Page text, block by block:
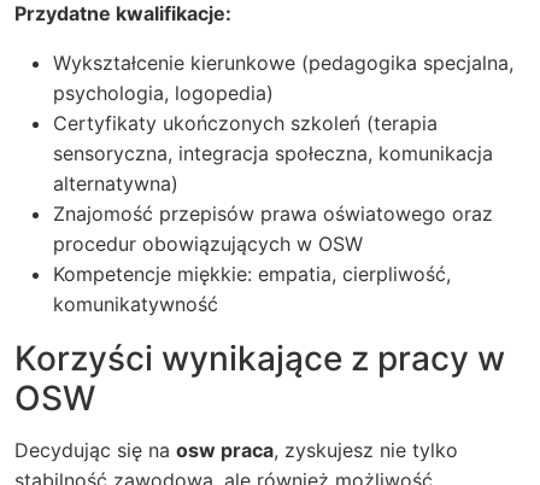
Przydatne kwalifikacje:
Wykształcenie kierunkowe (pedagogika specjalna,
psychologia, logopedia)
Certyfikaty ukończonych szkoleń (terapia
sensoryczna, integracja społeczna, komunikacja
alternatywna)
Znajomość przepisów prawa oświatowego oraz
procedur obowiązujących w OSW
Kompetencje miękkie: empatia, cierpliwość,
komunikatywność
Korzyści wynikające z pracy w
OSW
Decydując się na osw praca, zyskujesz nie tylko
stabilność zawodową, ale również możliwość